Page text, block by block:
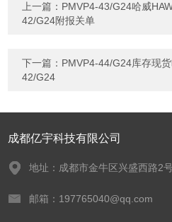
上一篇： PMVP4-43/G24哈威
42/G24附报关单
下一篇： PMVP4-44/G24库存现
42/G24
成都亿宇科技有限公司
地址：成都市金牛区兴盛西路2
邮箱：197765040@qq.com